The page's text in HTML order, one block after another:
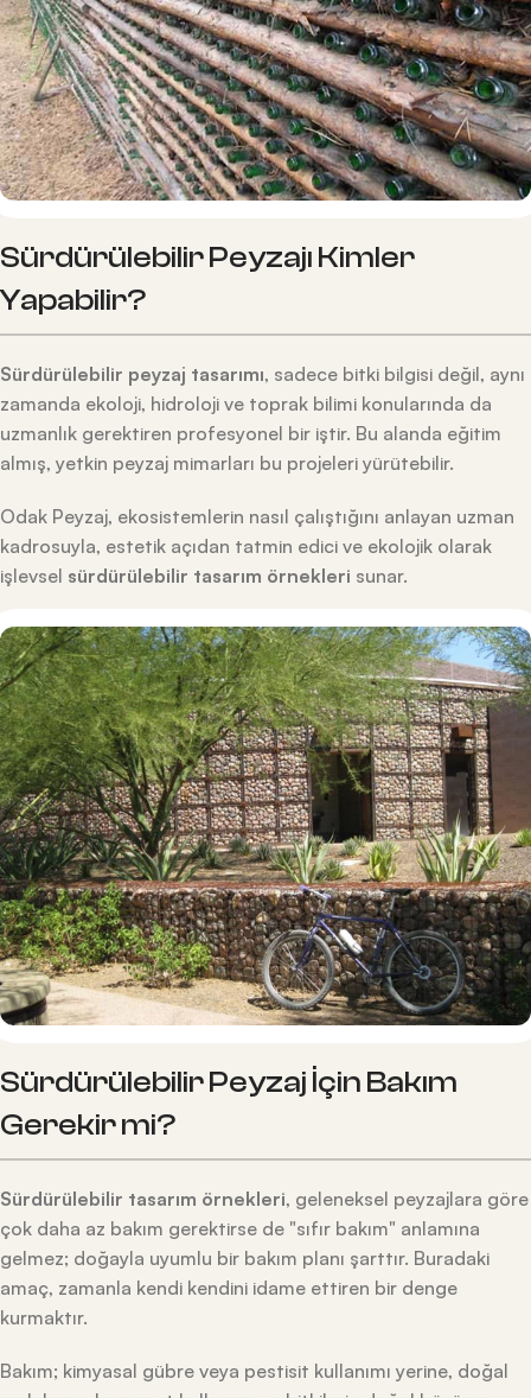
Sürdürülebilir Peyzajı Kimler
Yapabilir?
Sürdürülebilir peyzaj tasarımı, sadece bitki bilgisi değil, aynı
zamanda ekoloji, hidroloji ve toprak bilimi konularında da
uzmanlık gerektiren profesyonel bir iştir. Bu alanda eğitim
almış, yetkin peyzaj mimarları bu projeleri yürütebilir.
Odak Peyzaj, ekosistemlerin nasıl çalıştığını anlayan uzman
kadrosuyla, estetik açıdan tatmin edici ve ekolojik olarak
işlevsel sürdürülebilir tasarım örnekleri sunar.
Sürdürülebilir Peyzaj İçin Bakım
Gerekir mi?
Sürdürülebilir tasarım örnekleri, geleneksel peyzajlara göre
çok daha az bakım gerektirse de "sıfır bakım" anlamına
gelmez; doğayla uyumlu bir bakım planı şarttır. Buradaki
amaç, zamanla kendi kendini idame ettiren bir denge
kurmaktır.
Bakım; kimyasal gübre veya pestisit kullanımı yerine, doğal